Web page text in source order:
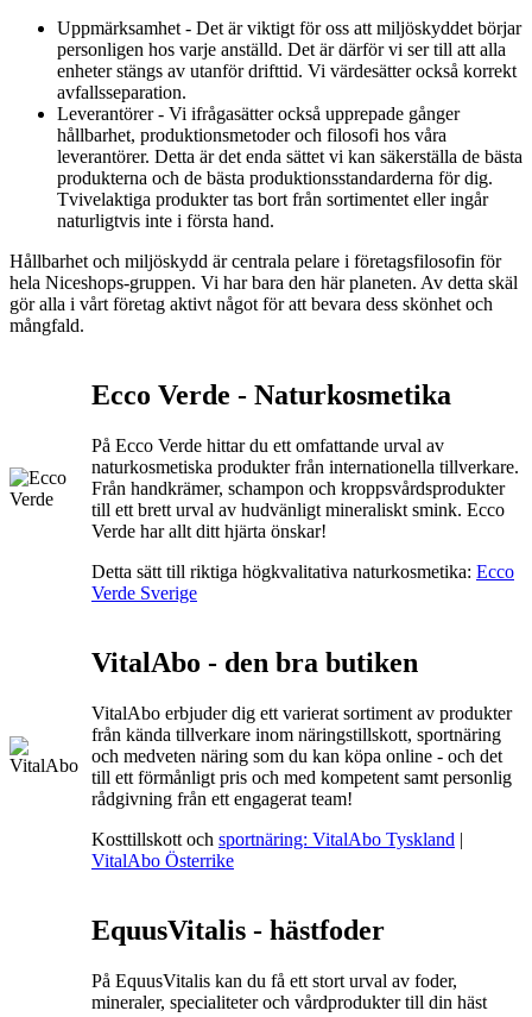
Uppmärksamhet - Det är viktigt för oss att miljöskyddet börjar
personligen hos varje anställd. Det är därför vi ser till att alla
enheter stängs av utanför drifttid. Vi värdesätter också korrekt
avfallsseparation.
Leverantörer - Vi ifrågasätter också upprepade gånger
hållbarhet, produktionsmetoder och filosofi hos våra
leverantörer. Detta är det enda sättet vi kan säkerställa de bästa
produkterna och de bästa produktionsstandarderna för dig.
Tvivelaktiga produkter tas bort från sortimentet eller ingår
naturligtvis inte i första hand.
Hållbarhet och miljöskydd är centrala pelare i företagsfilosofin för
hela Niceshops-gruppen. Vi har bara den här planeten. Av detta skäl
gör alla i vårt företag aktivt något för att bevara dess skönhet och
mångfald.
Ecco Verde - Naturkosmetika
På Ecco Verde hittar du ett omfattande urval av
naturkosmetiska produkter från internationella tillverkare.
Från handkrämer, schampon och kroppsvårdsprodukter
till ett brett urval av hudvänligt mineraliskt smink. Ecco
Verde har allt ditt hjärta önskar!
Detta sätt till riktiga högkvalitativa naturkosmetika: Ecco
Verde Sverige
VitalAbo - den bra butiken
VitalAbo erbjuder dig ett varierat sortiment av produkter
från kända tillverkare inom näringstillskott, sportnäring
och medveten näring som du kan köpa online - och det
till ett förmånligt pris och med kompetent samt personlig
rådgivning från ett engagerat team!
Kosttillskott och sportnäring: VitalAbo Tyskland |
VitalAbo Österrike
EquusVitalis - hästfoder
På EquusVitalis kan du få ett stort urval av foder,
mineraler, specialiteter och vårdprodukter till din häst